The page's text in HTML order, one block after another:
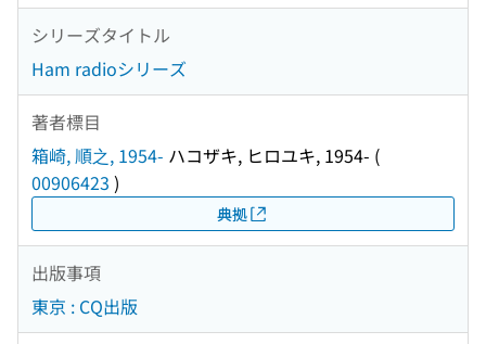
シリーズタイトル
Ham radioシリーズ
著者標目
箱崎, 順之, 1954- ハコザキ, ヒロユキ, 1954- (
00906423 )
典拠
出版事項
東京 : CQ出版